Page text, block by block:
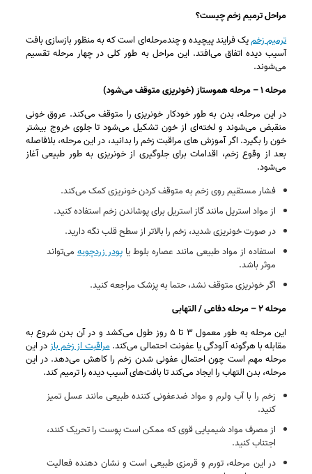
مراحل ترمیم زخم چیست؟
ترمیم زخمیک فرایند پیچیده و چندمرحله‌ای است که به منظور بازسازی بافت
آسیب‌ دیده اتفاق می‌افتد. این مراحل به طور کلی در چهار مرحله تقسیم
می‌شوند.
مرحله ۱ – مرحله هموستاز (خونریزی متوقف می‌شود)
در این مرحله، بدن به طور خودکار خونریزی را متوقف می‌کند. عروق خونی
منقبض می‌شوند و لخته‌ای از خون تشکیل می‌شود تا جلوی خروج بیشتر
خون را بگیرد. اگر آموزش های مراقبت زخم را بدانید، در این مرحله، بلافاصله
بعد از وقوع زخم، اقدامات برای جلوگیری از خونریزی به طور طبیعی آغاز
می‌شود.
فشار مستقیم روی زخم به متوقف کردن خونریزی کمک می‌کند.
از مواد استریل مانند گاز استریل برای پوشاندن زخم استفاده کنید.
در صورت خونریزی شدید، زخم را بالاتر از سطح قلب نگه دارید.
استفاده از مواد طبیعی مانند عصاره بلوط یاپودر زردچوبهمی‌تواند
موثر باشد.
اگر خونریزی متوقف نشد، حتما به پزشک مراجعه کنید.
مرحله ۲ – مرحله دفاعی / التهابی
این مرحله به‌ طور معمول ۳ تا ۵ روز طول می‌کشد و در آن بدن شروع به
مقابله با هرگونه آلودگی یا عفونت احتمالی می‌کند.مراقبت از زخم بازدر این
مرحله مهم است چون احتمال عفونی شدن زخم را کاهش می‌دهد. در این
مرحله، بدن التهاب را ایجاد می‌کند تا بافت‌های آسیب‌ دیده را ترمیم کند.
زخم را با آب ولرم و مواد ضدعفونی‌ کننده طبیعی مانند عسل تمیز
کنید.
از مصرف مواد شیمیایی قوی که ممکن است پوست را تحریک کنند،
اجتناب کنید.
در این مرحله، تورم و قرمزی طبیعی است و نشان‌ دهنده فعالیت